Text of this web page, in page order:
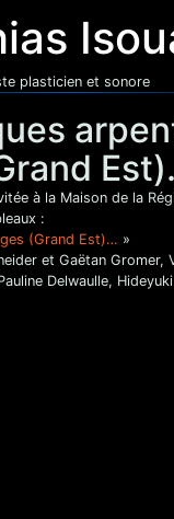
plasticien et sonore
à la Maison de la
:
(Grand Est)… »
et Gaëtan Gromer,
Delwaulle,